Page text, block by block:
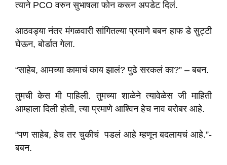
त्याने PCO वरुन सुभाषला फोन करून अपडेट दिलं.
आठवड्या नंतर मंगळवारी सांगितल्या प्रमाणे बबन हाफ डे सुट्टी
घेऊन, बोर्डात गेला.
“साहेब, आमच्या कामाचं काय झालं? पुढे सरकलं का?” – बबन.
तुमची केस मी पाहिली. तुमच्या शाळेने त्यावेळेस जी माहिती
आम्हाला दिली होती, त्या प्रमाणे आश्विन हेच नाव बरोबर आहे.
“पण साहेब, हेच तर चुकीचं पडलं आहे म्हणून बदलायचं आहे.”-
बबन.